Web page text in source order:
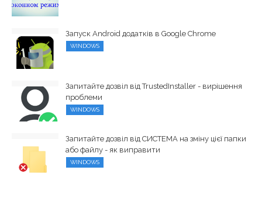
Запуск Android додатків в Google Chrome
WINDOWS
Запитайте дозвіл від TrustedInstaller - вирішення
проблеми
WINDOWS
Запитайте дозвіл від СИСТЕМА на зміну цієї папки
або файлу - як виправити
WINDOWS